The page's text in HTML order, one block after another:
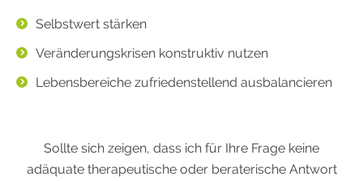
Selbstwert stärken
Veränderungskrisen konstruktiv nutzen
Lebensbereiche zufriedenstellend ausbalancieren
Sollte sich zeigen, dass ich für Ihre Frage keine
adäquate therapeutische oder beraterische Antwort